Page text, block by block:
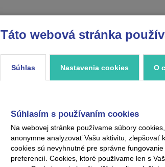
Táto webová stránka
Súhlas Nastavenia cookies O
Súhlasím s používaním cookies
Na webovej stránke používame súbory
anonymne analyzovať Vašu aktivitu, zlepšovať
cookies sú nevyhnutné pre správne
preferencií. Cookies, ktoré používame len s